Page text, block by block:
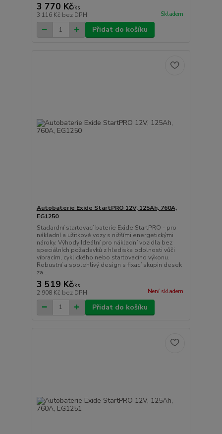
3 770 Kč/ks
3 116 Kč bez DPH Skladem
Přidat do košíku
Autobaterie Exide StartPRO 12V, 125Ah, 760A,
EG1250
Stadardní startovací baterie Exide StartPRO - pro
nákladní a užitkové vozy s nižšími energetickými
nároky. Výhody Ideální pro nákladní vozidla bez
speciálních požadavků z hlediska odolnosti vůči
vibracím, cyklického nebo startovacího výkonu.
Robustní a spolehlivý design s fixací skupin desek
za...
3 519 Kč/ks
2 908 Kč bez DPH Není skladem
Přidat do košíku